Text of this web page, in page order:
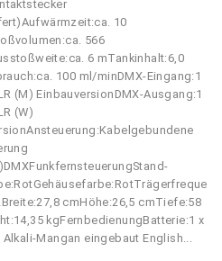
10
566
6 mTankinhalt:6,0
100 ml/minDMX-Eingang:1
(M) EinbauversionDMX-Ausgang:1
(W)
cmHöhe:26,5 cmTiefe:58
kgFernbedienungBatterie:1 x
Alkali-Mangan eingebaut English...